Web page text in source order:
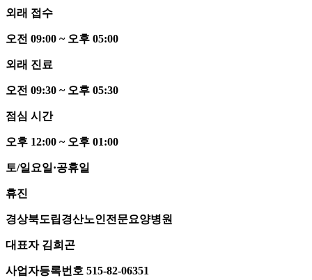
외래 접수
오전 09:00 ~ 오후 05:00
외래 진료
오전 09:30 ~ 오후 05:30
점심 시간
오후 12:00 ~ 오후 01:00
토/일요일·공휴일
휴진
경상북도립경산노인전문요양병원
대표자 김희곤
사업자등록번호 515-82-06351